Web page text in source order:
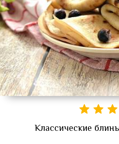
Классические